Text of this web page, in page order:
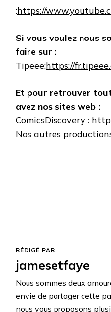
:https://
Si vous voulez nous
faire sur :
Tipeee:https://
Et pour retrouver
avez nos sites web :
ComicsDiscovery :
Nos autres
RÉDIGÉ PAR
jamesetfaye
Nous sommes deux
envie de partager cette
nous vous proposons